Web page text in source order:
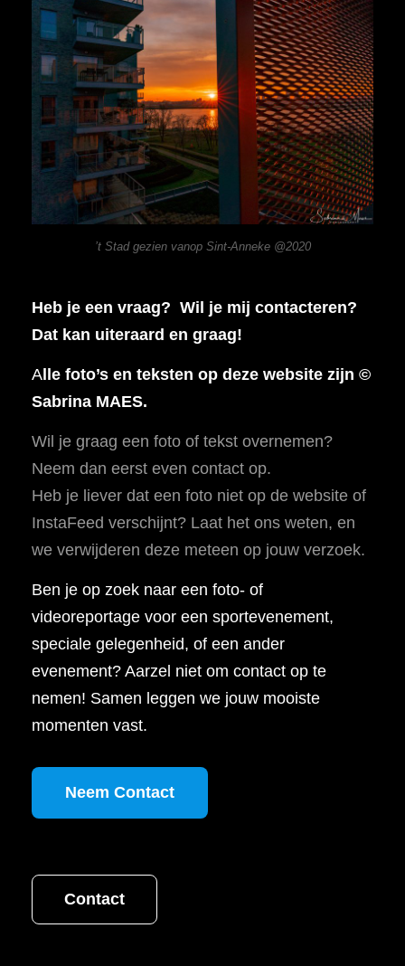
’t Stad gezien vanop Sint-Anneke @2020
Heb je een vraag? Wil je mij contacteren?
Dat kan uiteraard en graag!
Alle foto’s en teksten op deze website zijn ©
Sabrina MAES.
Wil je graag een foto of tekst overnemen?
Neem dan eerst even contact op.
Heb je liever dat een foto niet op de website of
InstaFeed verschijnt? Laat het ons weten, en
we verwijderen deze meteen op jouw verzoek.
Ben je op zoek naar een foto- of
videoreportage voor een sportevenement,
speciale gelegenheid, of een ander
evenement? Aarzel niet om contact op te
nemen! Samen leggen we jouw mooiste
momenten vast.
Neem Contact
Contact